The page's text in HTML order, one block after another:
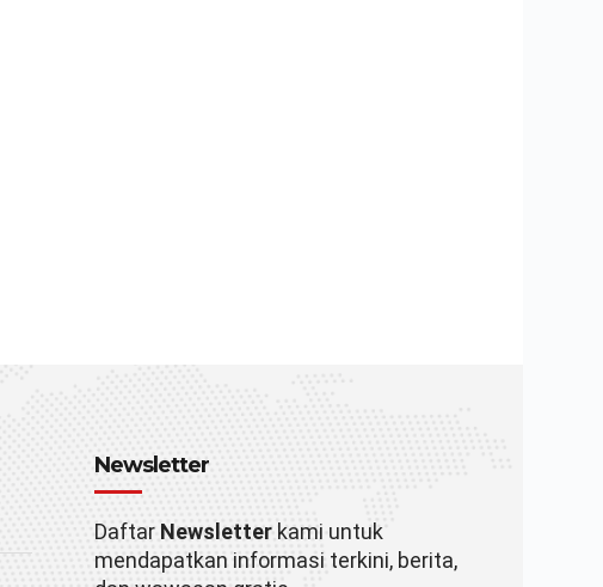
Newsletter
Daftar Newsletterkami untuk
mendapatkan informasi terkini, berita,